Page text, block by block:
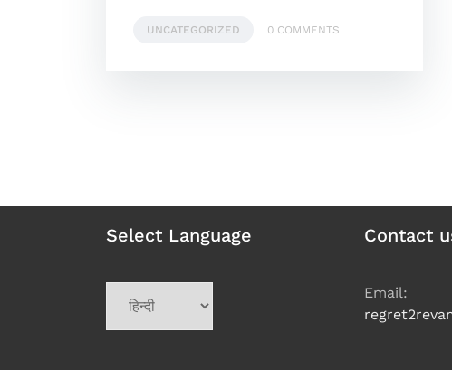
UNCATEGORIZED 0 COMMENTS
Select Language
language
Contact
Email: